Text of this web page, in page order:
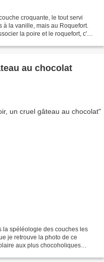
croquante, le tout servi
la vanille, mais au Roquefort.
la poire et le roquefort, c'est
au chocolat
la spéléologie des couches les
je retrouve la photo de ce
aux plus chocoholiques